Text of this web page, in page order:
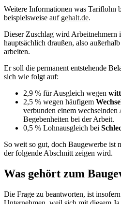
Weitere Informationen was Tariflohn
beispielsweise auf gehalt.de.
Dieser Zuschlag wird Arbeitnehmern
hauptsächlich draußen, also
arbeiten.
Er soll die permanent entstehende
sich wie folgt auf:
2,9 % für Ausgleich wegen
2,5 % wegen häufigem
verbunden einem wechselnden
Begebenheiten bei der Arbeit.
0,5 % Lohnausgleich bei
So weit so gut, doch Baugewerbe ist
der folgende Abschnitt zeigen wird.
Was gehört zum
Die Frage zu beantworten, ist